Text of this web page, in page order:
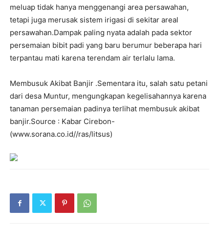
meluap tidak hanya menggenangi area persawahan,
tetapi juga merusak sistem irigasi di sekitar areal
persawahan.Dampak paling nyata adalah pada sektor
persemaian bibit padi yang baru berumur beberapa hari
terpantau mati karena terendam air terlalu lama.
Membusuk Akibat Banjir .Sementara itu, salah satu petani
dari desa Muntur, mengungkapan kegelisahannya karena
tanaman persemaian padinya terlihat membusuk akibat
banjir.Source : Kabar Cirebon-
(www.sorana.co.id//ras/litsus)